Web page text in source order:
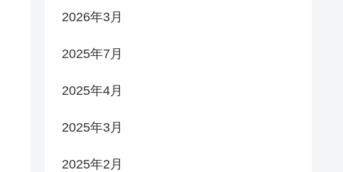
2026年3月
2025年7月
2025年4月
2025年3月
2025年2月